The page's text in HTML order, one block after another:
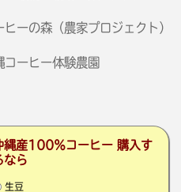
ーの森（農家プロジェクト）
ーヒー体験農園
縄産100％コーヒー 購入す
なら
生豆